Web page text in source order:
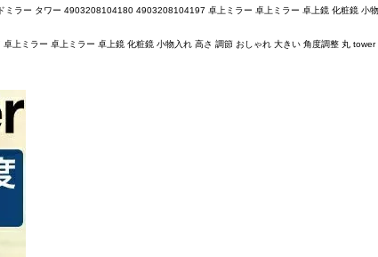
ミラー タワー 4903208104180 4903208104197 卓上ミラー 卓上ミラー 卓上鏡 化粧鏡 小
ミラー 卓上ミラー 卓上鏡 化粧鏡 小物入れ 高さ 調節 おしゃれ 大きい 角度調整 丸